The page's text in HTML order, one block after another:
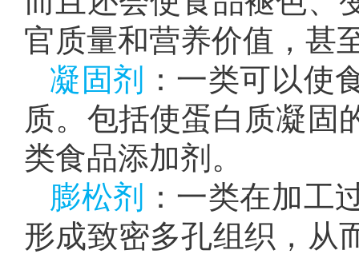
官质量和营养价值，甚
凝固剂
：一类可以使
质。包括使蛋白质凝固
类食品添加剂。
膨松剂
：一类在加工
形成致密多孔组织，从